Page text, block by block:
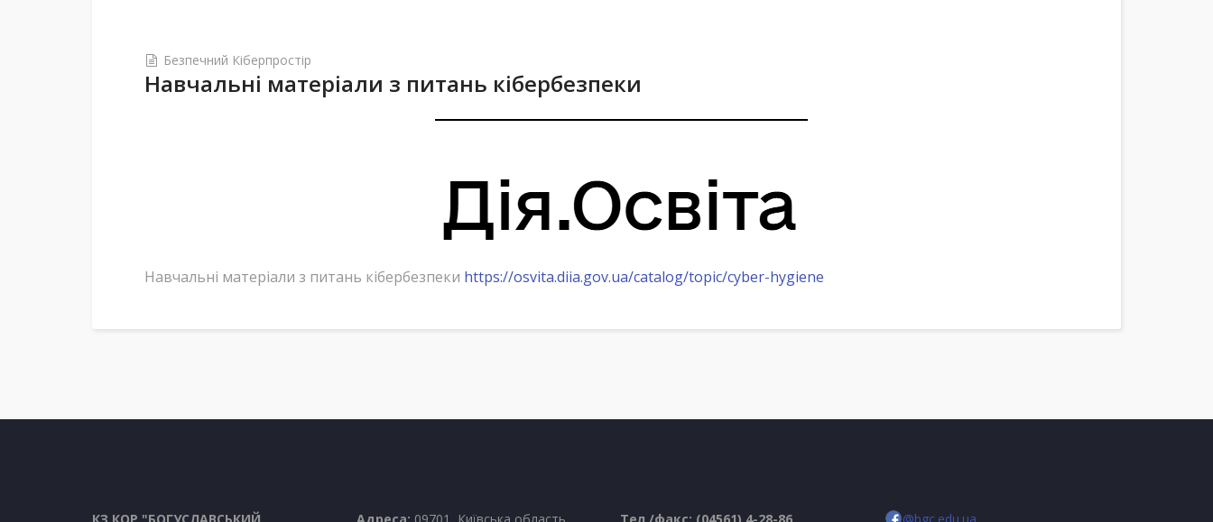
Безпечний Кіберпростір
Навчальні матеріали з питань кібербезпеки
Навчальні матеріали з питань кібербезпеки https://osvita.diia.gov.ua/catalog/topic/cyber-hygiene